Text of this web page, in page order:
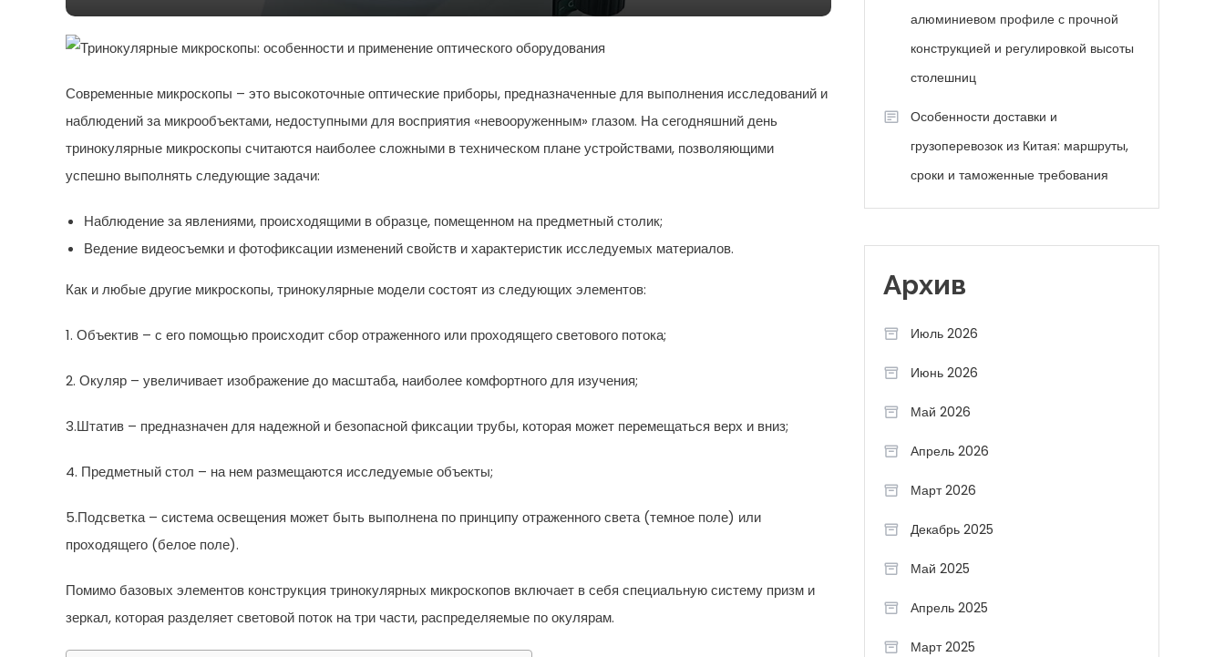
Современные микроскопы – это высокоточные оптические приборы, предназначенные для выполнения исследований и
наблюдений за микрообъектами, недоступными для восприятия «невооруженным» глазом. На сегодняшний день
тринокулярные микроскопы считаются наиболее сложными в техническом плане устройствами, позволяющими
успешно выполнять следующие задачи:
Наблюдение за явлениями, происходящими в образце, помещенном на предметный столик;
Ведение видеосъемки и фотофиксации изменений свойств и характеристик исследуемых материалов.
Как и любые другие микроскопы, тринокулярные модели состоят из следующих элементов:
1. Объектив – с его помощью происходит сбор отраженного или проходящего светового потока;
2. Окуляр – увеличивает изображение до масштаба, наиболее комфортного для изучения;
3.Штатив – предназначен для надежной и безопасной фиксации трубы, которая может перемещаться верх и вниз;
4. Предметный стол – на нем размещаются исследуемые объекты;
5.Подсветка – система освещения может быть выполнена по принципу отраженного света (темное поле) или
проходящего (белое поле).
Помимо базовых элементов конструкция тринокулярных микроскопов включает в себя специальную систему призм и
зеркал, которая разделяет световой поток на три части, распределяемые по окулярам.
алюминиевом профиле с прочной
конструкцией и регулировкой высоты
столешниц
Особенности доставки и
грузоперевозок из Китая: маршруты,
сроки и таможенные требования
Архив
Июль 2026
Июнь 2026
Май 2026
Апрель 2026
Март 2026
Декабрь 2025
Май 2025
Апрель 2025
Март 2025